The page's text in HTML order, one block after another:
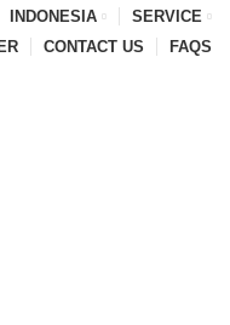
INDONESIA
SERVICE
CONTACT US FAQS